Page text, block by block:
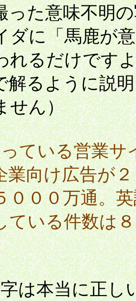
た意味不明の
に「馬鹿が意
れるだけです
るように説明
せん）
ている営業
業向け広告が
０００万通。
ている件数は
は本当に正し